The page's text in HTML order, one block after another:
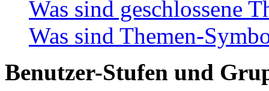
Was sind geschlossene
Was sind Themen-
Benutzer-Stufen und